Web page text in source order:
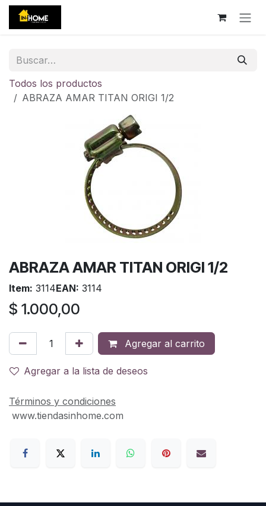
Ir al contenido
Todos los productos
ABRAZA AMAR TITAN ORIGI 1/2
ABRAZA AMAR TITAN ORIGI 1/2
Item: 3114EAN: 3114
$ 1.000,00
Agregar al carrito
Agregar a la lista de deseos
Términos y condiciones
www.tiendasinhome.com